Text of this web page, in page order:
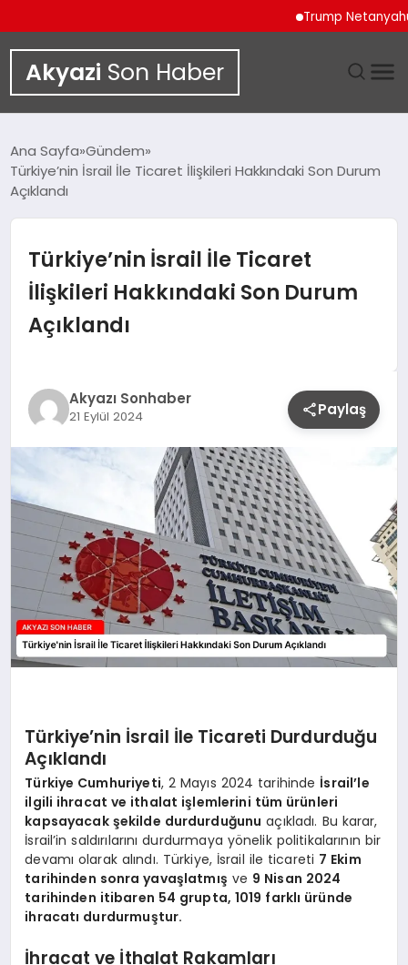
Trump Netanyahu
Akyazi Son Haber
SIYASET
EKONOMI
SPOR
YAŞAM
Ana Sayfa Gündem
Türkiye’nin İsrail İle Ticaret İlişkileri Hakkındaki Son Durum
Açıklandı
Türkiye’nin İsrail İle Ticaret
İlişkileri Hakkındaki Son Durum
Açıklandı
Akyazı Sonhaber
21 Eylül 2024 Paylaş
Türkiye’nin İsrail İle Ticareti Durdurduğu
Açıklandı
Türkiye Cumhuriyeti, 2 Mayıs 2024 tarihinde İsrail’le
ilgili ihracat ve ithalat işlemlerini tüm ürünleri
kapsayacak şekilde durdurduğunu açıkladı. Bu karar,
İsrail’in saldırılarını durdurmaya yönelik politikalarının bir
devamı olarak alındı. Türkiye, İsrail ile ticareti 7 Ekim
tarihinden sonra yavaşlatmış ve 9 Nisan 2024
tarihinden itibaren 54 grupta, 1019 farklı üründe
ihracatı durdurmuştur.
İhracat ve İthalat Rakamları